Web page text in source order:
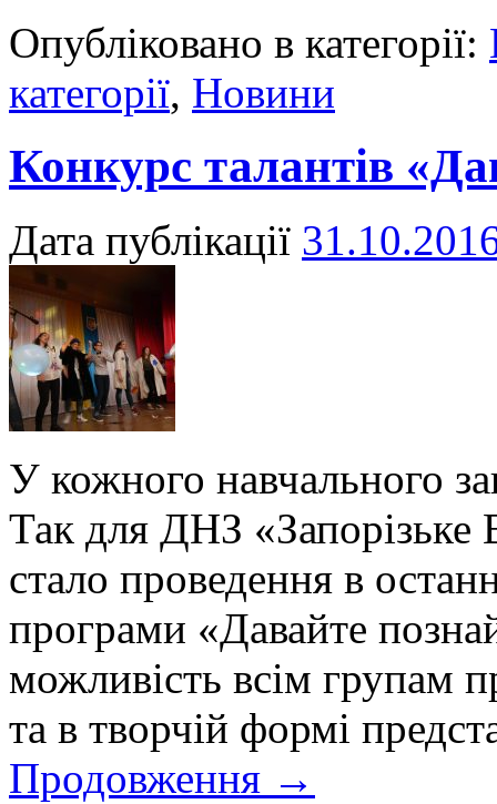
Опубліковано в категорії:
категорії, Новини
Конкурс талантів
Дата публікації
У кожного навчального
Так для ДНЗ
стало проведення в
програми «Давайте
можливість всім групам
та в творчій формі
Продовження →